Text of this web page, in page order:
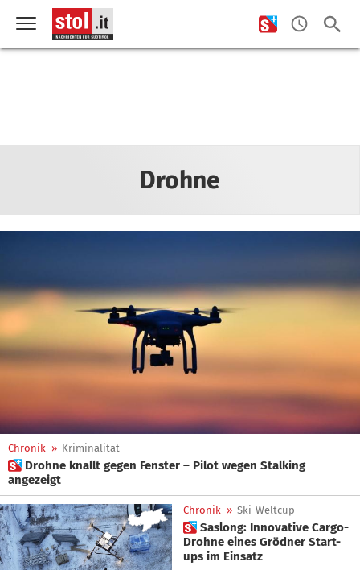
Drohne
Chronik » Kriminalität
 Drohne knallt gegen Fenster – Pilot wegen Stalking
angezeigt
Chronik » Ski-Weltcup
 Saslong: Innovative Cargo-
Drohne eines Grödner Start-
ups im Einsatz